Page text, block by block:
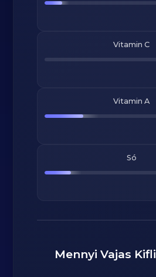
Vitamin C
Vitamin A
Só
Mennyi Vajas Kifli